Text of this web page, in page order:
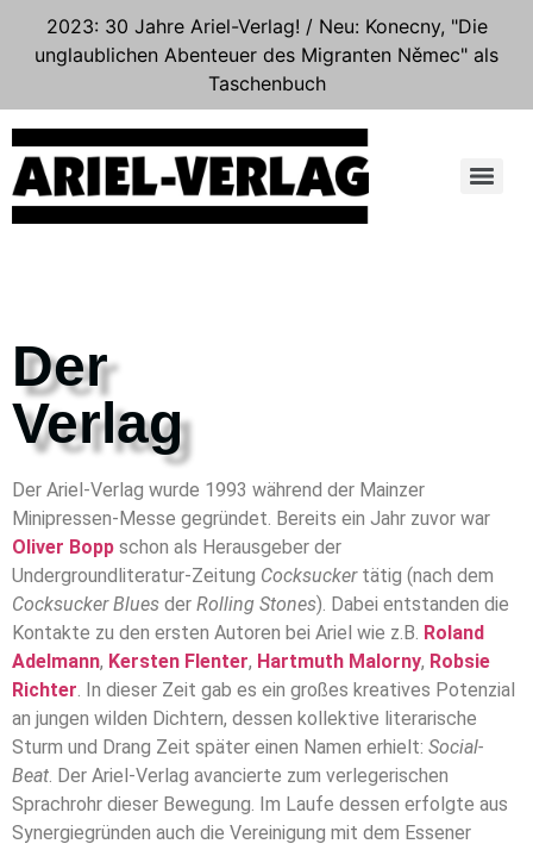
2023: 30 Jahre Ariel-Verlag! / Neu: Konecny, "Die
unglaublichen Abenteuer des Migranten Němec" als
Taschenbuch
Der
Verlag
Der Ariel-Verlag wurde 1993 während der Mainzer
Minipressen-Messe gegründet. Bereits ein Jahr zuvor war
Oliver Bopp schon als Herausgeber der
Undergroundliteratur-Zeitung Cocksuckertätig (nach dem
Cocksucker Blues der Rolling Stones). Dabei entstanden die
Kontakte zu den ersten Autoren bei Ariel wie z.B. Roland
Adelmann, Kersten Flenter, Hartmuth Malorny, Robsie
Richter . In dieser Zeit gab es ein großes kreatives Potenzial
an jungen wilden Dichtern, dessen kollektive literarische
Sturm und Drang Zeit später einen Namen erhielt: Social-
Beat . Der Ariel-Verlag avancierte zum verlegerischen
Sprachrohr dieser Bewegung. Im Laufe dessen erfolgte aus
Synergiegründen auch die Vereinigung mit dem Essener